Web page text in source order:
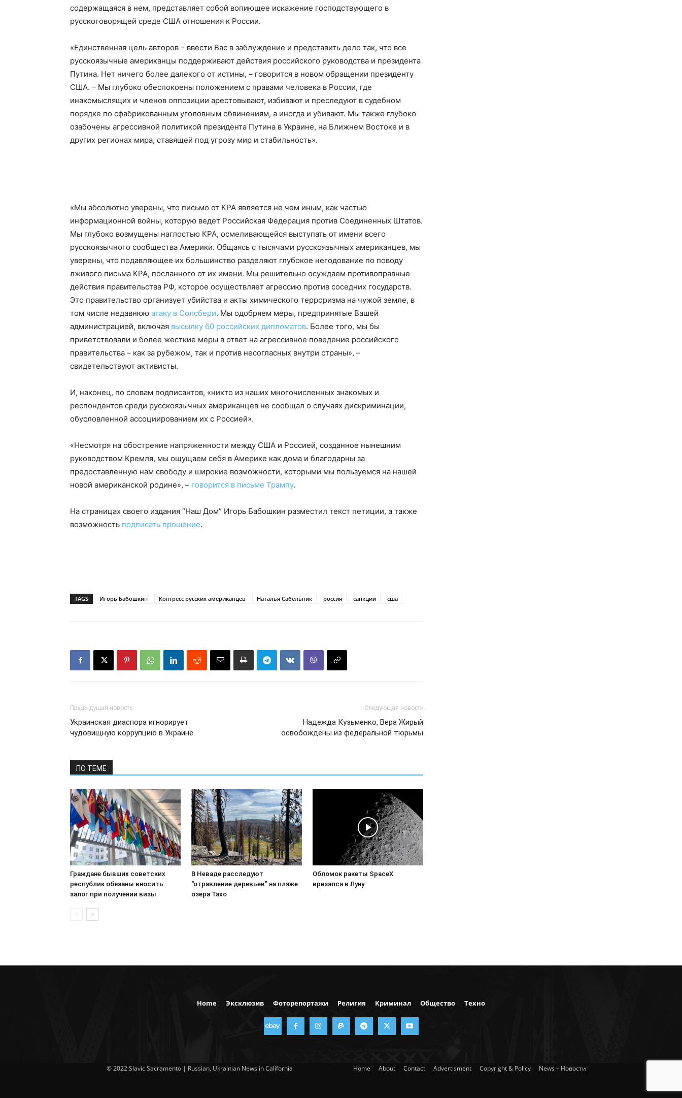
содержащаяся в нем, представляет собой вопиющее искажение господствующего в
русскоговорящей среде США отношения к России.
«Единственная цель авторов – ввести Вас в заблуждение и представить дело так, что все
русскоязычные американцы поддерживают действия российского руководства и президента
Путина. Нет ничего более далекого от истины, – говорится в новом обращении президенту
США. – Мы глубоко обеспокоены положением с правами человека в России, где
инакомыслящих и членов оппозиции арестовывают, избивают и преследуют в судебном
порядке по сфабрикованным уголовным обвинениям, а иногда и убивают. Мы также глубоко
озабочены агрессивной политикой президента Путина в Украине, на Ближнем Востоке и в
других регионах мира, ставящей под угрозу мир и стабильность».
«Мы абсолютно уверены, что письмо от КРА является не чем иным, как частью
информационной войны, которую ведет Российская Федерация против Соединенных Штатов.
Мы глубоко возмущены наглостью КРА, осмеливающейся выступать от имени всего
русскоязычного сообщества Америки. Общаясь с тысячами русскоязычных американцев, мы
уверены, что подавляющее их большинство разделяют глубокое негодование по поводу
лживого письма КРА, посланного от их имени. Мы решительно осуждаем противоправные
действия правительства РФ, которое осуществляет агрессию против соседних государств.
Это правительство организует убийства и акты химического терроризма на чужой земле, в
том числе недавнюю атаку в Солсбери. Мы одобряем меры, предпринятые Вашей
администрацией, включая высылку 60 российских дипломатов. Более того, мы бы
приветствовали и более жесткие меры в ответ на агрессивное поведение российского
правительства – как за рубежом, так и против несогласных внутри страны», –
свидетельствуют активисты.
И, наконец, по словам подписантов, «никто из наших многочисленных знакомых и
респондентов среди русскоязычных американцев не сообщал о случаях дискриминации,
обусловленной ассоциированием их с Россией».
«Несмотря на обострение напряженности между США и Россией, созданное нынешним
руководством Кремля, мы ощущаем себя в Америке как дома и благодарны за
предоставленную нам свободу и широкие возможности, которыми мы пользуемся на нашей
новой американской родине», – говорится в письме Трампу.
На страницах своего издания “Наш Дом” Игорь Бабошкин разместил текст петиции, а также
возможность подписать прошение.
TAGS Игорь Бабошкин Конгресс русских американцев Наталья Сабельник россия санкции сша
Предыдущая новость
Украинская диаспора игнорирует
чудовищную коррупцию в Украине
Следующая новость
Надежда Кузьменко, Вера Жирый
освобождены из федеральной тюрьмы
ПО ТЕМЕ
Граждане бывших советских
республик обязаны вносить
залог при получении визы
В Неваде расследуют
“отравление деревьев” на пляже
озера Тахо
Обломок ракеты SpaceX
врезался в Луну
Home Эксклюзив Фоторепортажи Религия Криминал Общество Техно
© 2022 Slavic Sacramento | Russian, Ukrainian News in California Home About Contact Advertisment Copyright & Policy News – Новости